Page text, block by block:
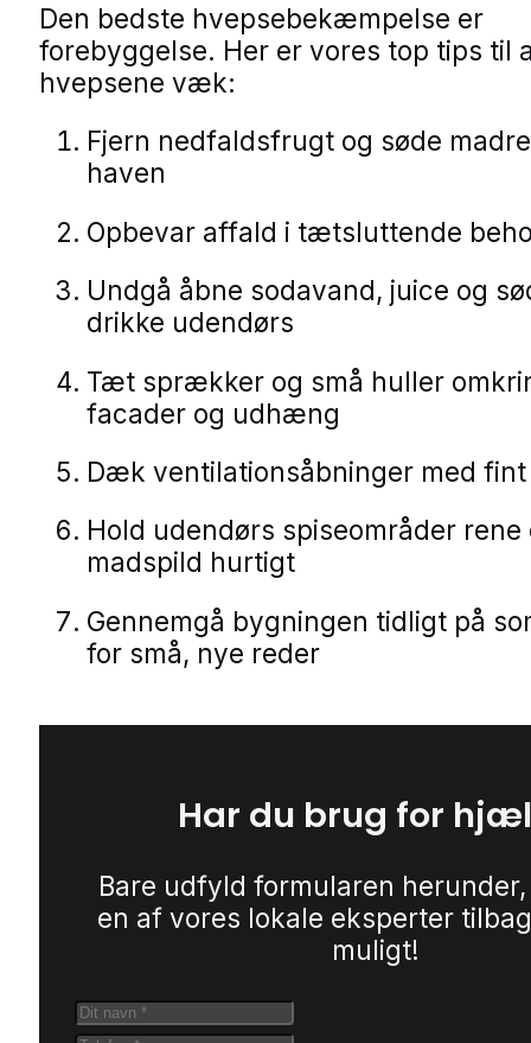
Den bedste hvepsebekæmpelse er
forebyggelse. Her er vores top tips til
hvepsene væk:
Fjern nedfaldsfrugt og søde
haven
Opbevar affald i tætsluttende
Undgå åbne sodavand, juice og
drikke udendørs
Tæt sprækker og små huller
facader og udhæng
Dæk ventilationsåbninger med
Hold udendørs spiseområder
madspild hurtigt
Gennemgå bygningen tidligt på
for små, nye reder
Har du brug for
Bare udfyld formularen
en af vores lokale eksperter
muligt!